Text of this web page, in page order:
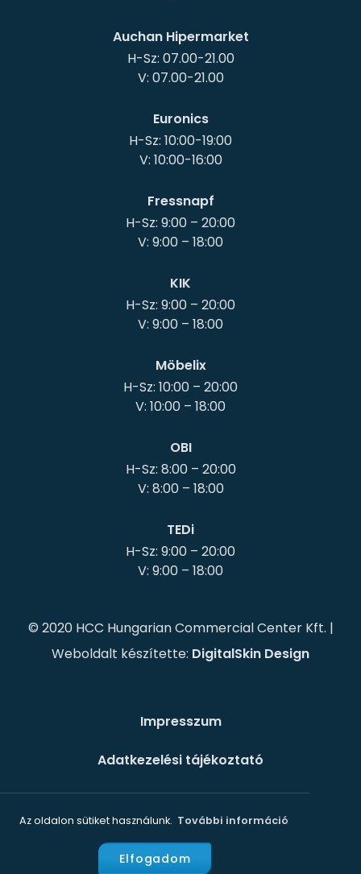
Az oldalon sütiket használunk. További információ
Elfogadom
Auchan Hipermarket
H-Sz: 07.00-21.00
V: 07.00-21.00
Euronics
H-Sz: 10:00-19:00
V: 10:00-16:00
Fressnapf
H-Sz: 9:00 – 20:00
KIK
H-Sz: 9:00 – 20:00
Möbelix
H-Sz: 10:00 – 20:00
OBI
H-Sz: 8:00 – 20:00
V: 8:00 – 18:00
TEDi
H-Sz: 9:00 – 20:00
© 2020 HCC Hungarian Commercial Center Kft. |
Weboldalt készítette: DigitalSkin Design
Impresszum
Adatkezelési tájékoztató
Süti szabályzat